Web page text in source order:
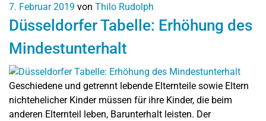
7. Februar 2019 von Thilo Rudolph
Düsseldorfer Tabelle: Erhöhung des
Mindestunterhalt
Geschiedene und getrennt lebende Elternteile sowie Eltern
nichtehelicher Kinder müssen für ihre Kinder, die beim
anderen Elternteil leben, Barunterhalt leisten. Der